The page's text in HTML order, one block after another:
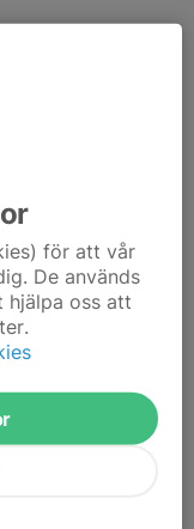
OCR
har OCR
för att vår
De används
hjälpa oss att